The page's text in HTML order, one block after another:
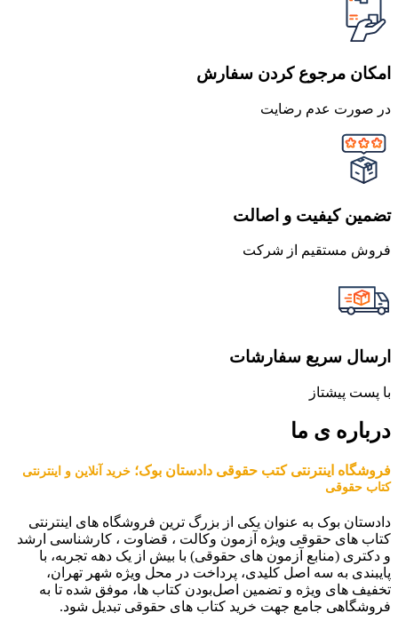
امکان مرجوع کردن سفارش
در صورت عدم رضایت
تضمین کیفیت و اصالت
فروش مستقیم از شرکت
ارسال سریع سفارشات
با پست پیشتاز
درباره ی ما
فروشگاه اینترنتی کتب حقوقی دادستان بوک؛ خرید آنلاین و اینترنتی
کتاب حقوقی
دادستان بوک به عنوان یکی از بزرگ ترین فروشگاه های اینترنتی
کتاب های حقوقی ویژه آزمون وکالت ، قضاوت ، کارشناسی ارشد
و دکتری (منابع آزمون های حقوقی) با بیش از یک دهه تجربه، با
پایبندی به سه اصل کلیدی، پرداخت در محل ویژه شهر تهران،
تخفیف های ویژه و تضمین اصل‌بودن کتاب ها، موفق شده تا به
فروشگاهی جامع جهت خرید کتاب های حقوقی تبدیل شود.